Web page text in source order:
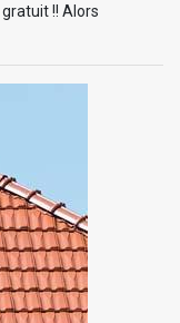
!! Alors